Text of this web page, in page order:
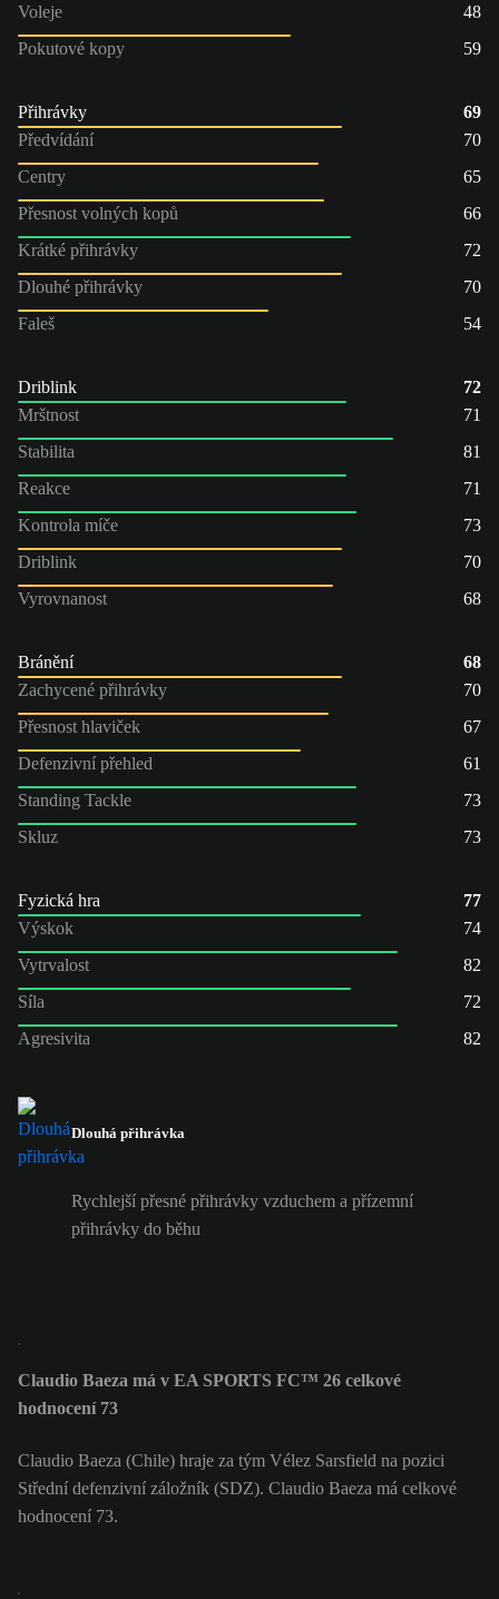
Voleje
48
Pokutové kopy
59
Přihrávky
69
Předvídání
70
Centry
65
Přesnost volných kopů
66
Krátké přihrávky
72
Dlouhé přihrávky
70
Faleš
54
Driblink
72
Mrštnost
71
Stabilita
81
Reakce
71
Kontrola míče
73
Driblink
70
Vyrovnanost
68
Bránění
68
Zachycené přihrávky
70
Přesnost hlaviček
67
Defenzivní přehled
61
Standing Tackle
73
Skluz
73
Fyzická hra
77
Výskok
74
Vytrvalost
82
Síla
72
Agresivita
82
Dlouhá přihrávka
Rychlejší přesné přihrávky vzduchem a přízemní
přihrávky do běhu
Claudio Baeza má v EA SPORTS FC™ 26 celkové
hodnocení 73
Claudio Baeza (Chile) hraje za tým Vélez Sarsfield na pozici
Střední defenzivní záložník (SDZ). Claudio Baeza má celkové
hodnocení 73.